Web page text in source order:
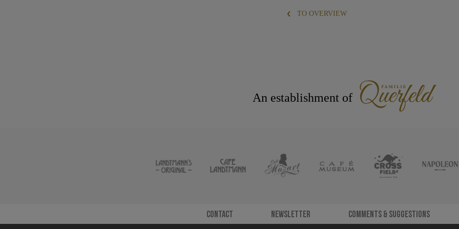
TO OVERVIEW
An establishment of
Contact Newsletter Comments & Suggestions